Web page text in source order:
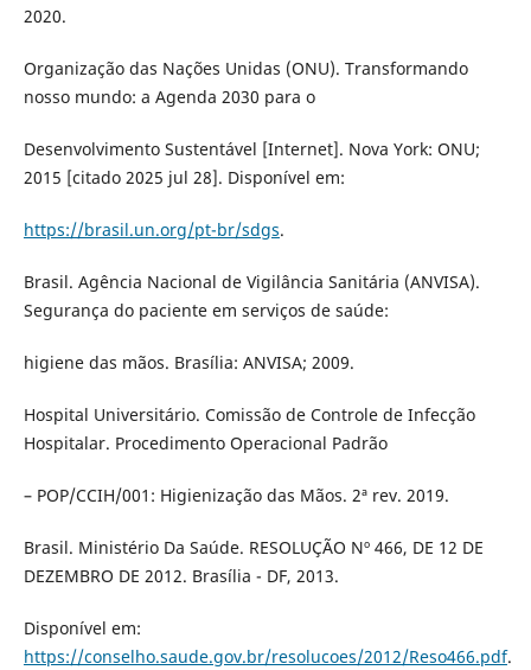
2020.
Organização das Nações Unidas (ONU). Transformando
nosso mundo: a Agenda 2030 para o
Desenvolvimento Sustentável [Internet]. Nova York: ONU;
2015 [citado 2025 jul 28]. Disponível em:
https://brasil.un.org/pt-br/sdgs.
Brasil. Agência Nacional de Vigilância Sanitária (ANVISA).
Segurança do paciente em serviços de saúde:
higiene das mãos. Brasília: ANVISA; 2009.
Hospital Universitário. Comissão de Controle de Infecção
Hospitalar. Procedimento Operacional Padrão
– POP/CCIH/001: Higienização das Mãos. 2ª rev. 2019.
Brasil. Ministério Da Saúde. RESOLUÇÃO Nº 466, DE 12 DE
DEZEMBRO DE 2012. Brasília - DF, 2013.
Disponível em:
https://conselho.saude.gov.br/resolucoes/2012/Reso466.pdf.